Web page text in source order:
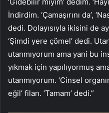
‘Gidebilir miyim’ dedim.
İndirdim. ‘Çamaşırını da’,
dedi. Dolayısıyla ikisini de
‘Şimdi yere çömel’ dedi.
utanmıyorum ama yani bu
yıkmak için yapılıyormuş
utanmıyorum. ‘Cinsel
eğil’ filan. ‘Tamam’ dedi.”